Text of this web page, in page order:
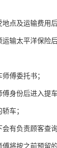
点及运输费用
输太平洋保
傅委托书；
身份后进入提车
车；
有负责顾客查
将按之前预留